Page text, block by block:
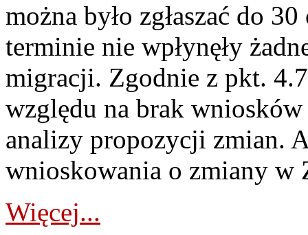
można było zgłaszać do
terminie nie wpłynęły
migracji. Zgodnie z pkt.
względu na brak
analizy propozycji zmian.
wnioskowania o zmiany w
Więcej...